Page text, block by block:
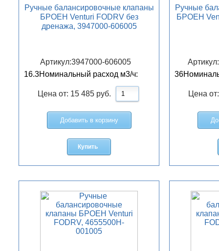
Ручные балансировочные клапаны
БРОЕН Venturi FODRV без
дренажа, 3947000-606005
Артикул:3947000-606005
Номинальный расход м3/ч:
16.3
Цена от: 15 485 руб.
Добавить в корзину
Купить
Ручные
БРОЕН
Артикул:
36
Цена